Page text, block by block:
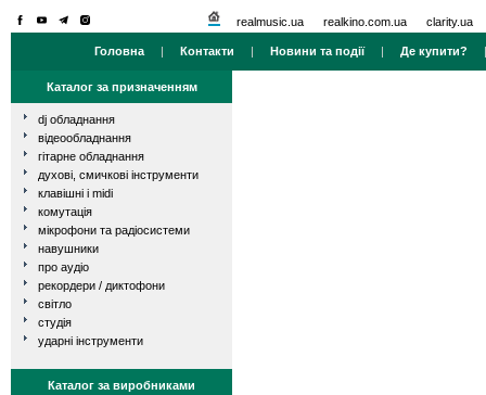
realmusic.ua realkino.com.ua clarity.ua
Головна | Контакти | Новини та події| Де купити?
Каталог за призначенням
dj обладнання
відеообладнання
гітарне обладнання
духові, смичкові інструменти
клавішні і midi
комутація
мікрофони та радіосистеми
навушники
про аудіо
рекордери / диктофони
світло
студія
ударні інструменти
Каталог за виробниками